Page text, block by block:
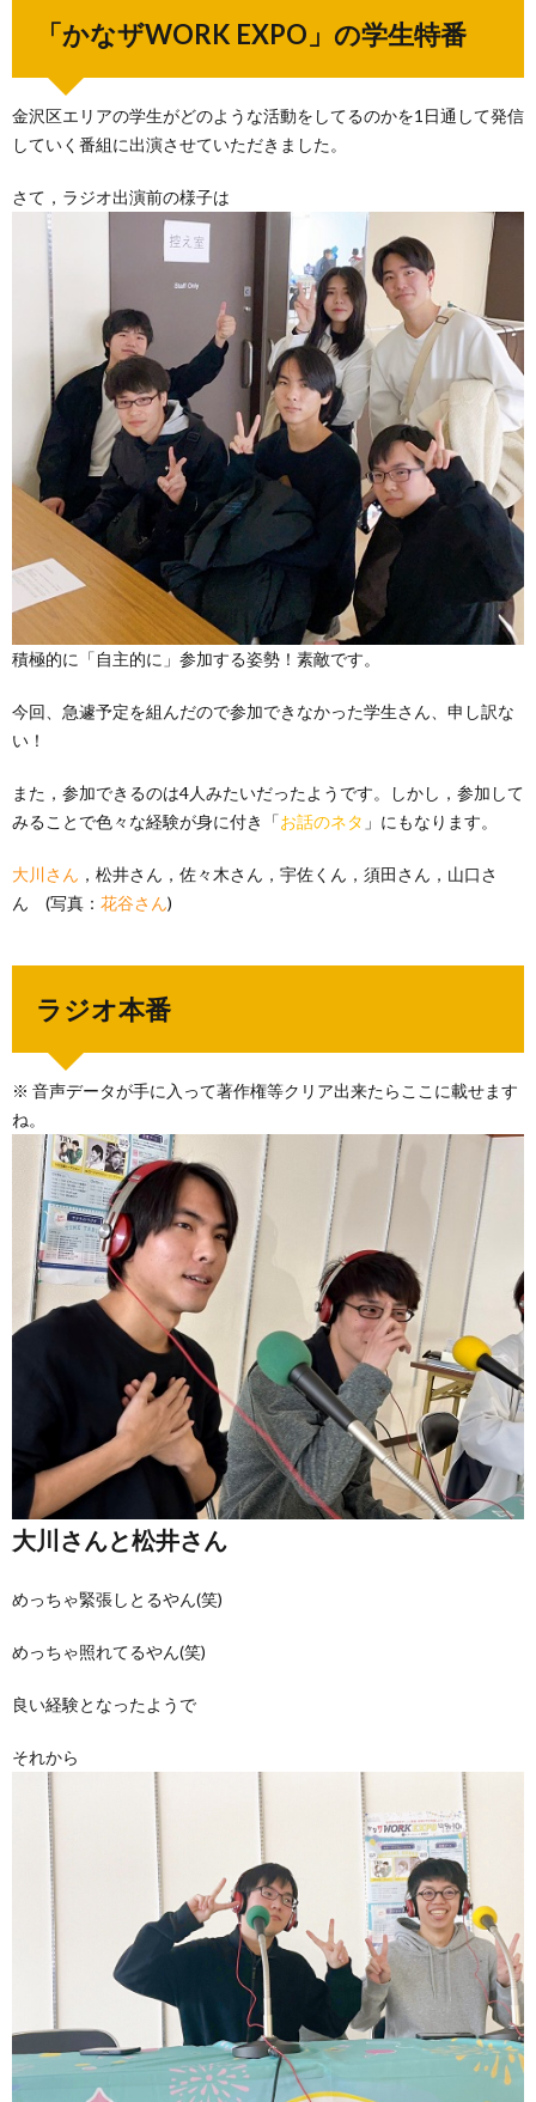
「かなザWORK EXPO」の学生特番
金沢区エリアの学生がどのような活動をしてるのかを1日通して発信
していく番組に出演させていただきました。
さて，ラジオ出演前の様子は
積極的に「自主的に」参加する姿勢！素敵です。
今回、急遽予定を組んだので参加できなかった学生さん、申し訳な
い！
また，参加できるのは4人みたいだったようです。しかし，参加して
みることで色々な経験が身に付き「お話のネタ 」にもなります。
大川さん ，松井さん，佐々木さん，宇佐くん，須田さん，山口さ
ん (写真： 花谷さん)
ラジオ本番
※ 音声データが手に入って著作権等クリア出来たらここに載せます
ね。
大川さんと松井さん
めっちゃ緊張しとるやん(笑)
めっちゃ照れてるやん(笑)
良い経験となったようで
それから